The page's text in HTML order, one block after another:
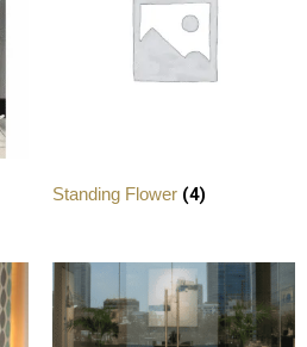
Standing Flower (4)